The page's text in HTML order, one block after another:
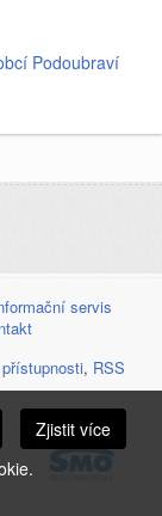
Podoubraví
servis
, RSS
Zjistit více